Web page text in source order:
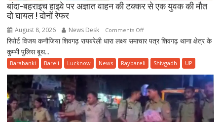
बांदा-बहराइच हाइवे पर अज्ञात वाहन की टक्कर से एक युवक की मौत
दो घायल ! दोनों रेफर
August 8, 2026 News Desk Comments Offon
बांदा-
हाइवे
अज्ञात
वाहन
की
टक्कर
रिपोर्ट विजय कनौजिया शिवगढ़ रायबरेली धारा लक्ष्य समाचार पत्र शिवगढ़ थाना क्षेत्र के
कुम्भी पुलिस बूथ...
Barabanki Bareli Lucknow News Raybareli Shivgadh UP